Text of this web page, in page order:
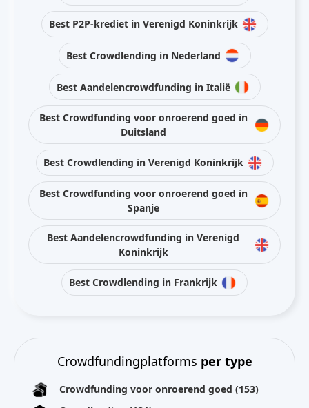
Best P2P-krediet in Verenigd Koninkrijk
Best Crowdlending in Nederland
Best Aandelencrowdfunding in Italië
Best Crowdfunding voor onroerend goed in
Duitsland
Best Crowdlending in Verenigd Koninkrijk
Best Crowdfunding voor onroerend goed in
Spanje
Best Aandelencrowdfunding in Verenigd
Koninkrijk
Best Crowdlending in Frankrijk
Crowdfundingplatforms per type
Crowdfunding voor onroerend goed (153)